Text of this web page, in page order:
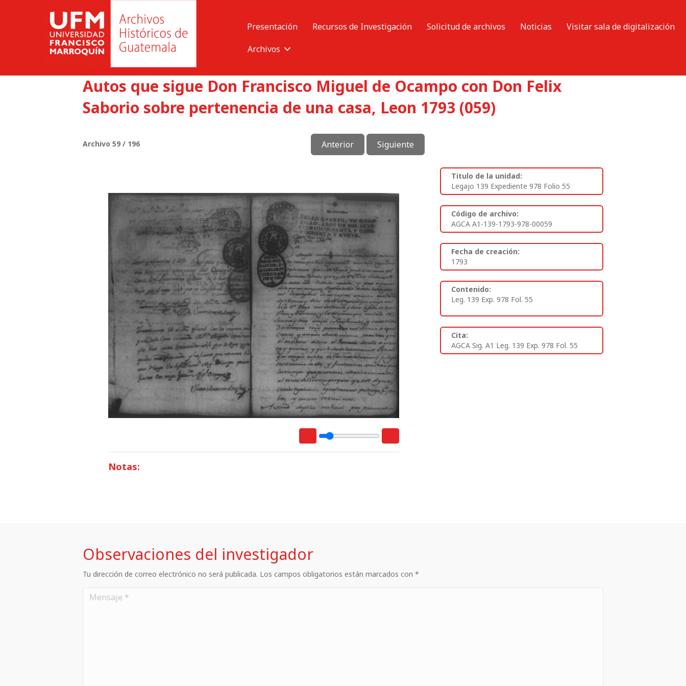
Presentación Recursos de Investigación Solicitud de archivos Noticias
Visitar sala de digitalización
Archivos
Autos que sigue Don Francisco Miguel de Ocampo con Don Felix
Saborio sobre pertenencia de una casa, Leon 1793 (059)
Archivo 59 / 196 Anterior Siguiente
Notas:
Titulo de la unidad:
Legajo 139 Expediente 978 Folio 55
Código de archivo:
AGCA A1-139-1793-978-00059
Fecha de creación:
1793
Contenido:
Leg. 139 Exp. 978 Fol. 55
Cita:
AGCA Sig. A1 Leg. 139 Exp. 978 Fol. 55
Observaciones del investigador
Tu dirección de correo electrónico no será publicada. Los campos obligatorios están marcados con *